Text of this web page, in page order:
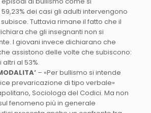
dei casi gli adulti intervengono
Tuttavia rimane il fatto che il
che gli insegnanti non si
I giovani invece dichiarano che
assistono delle volte che subiscono:
altri al 53%.
– «Per bullismo si intende
prevaricazione di tipo verbale»
Sociologa del Codici. Ma non
fenomeno più in generale